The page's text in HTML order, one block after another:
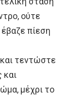
ούτε
πίεση
τεντώστε
και
μέχρι το